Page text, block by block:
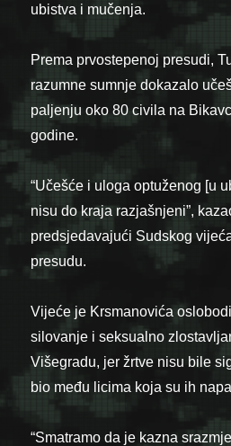
ubistva i mučenja.
Prema prvostepenoj presudi,
razumne sumnje dokazalo
paljenju oko 80 civila na
godine.
“Učešće i uloga optuženog [u
nisu do kraja razjašnjeni”,
predsjedavajući Sudskog
presudu.
Vijeće je Krsmanovića
silovanje i seksualno
Višegradu, jer žrtve nisu bile
bio među licima koja su ih
“Smatramo da je kazna